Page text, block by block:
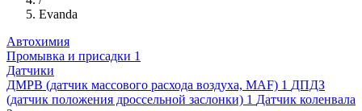
Evanda
Автохимия
Промывка и присадки 1
Датчики
ДМРВ (датчик массового расхода воздуха, MAF) 1 ДПДЗ
(датчик положения дроссельной заслонки) 1 Датчик коленвала